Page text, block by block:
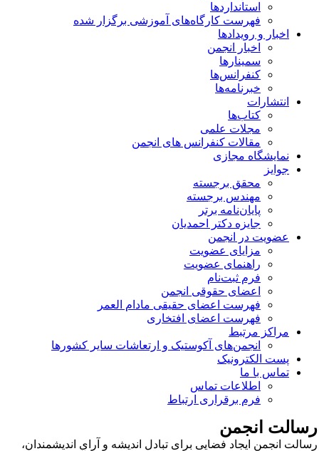
استانداردها
فهرست کارگاه‌های آموزشی برگزار شده
اخبار و رویدادها
اخبار انجمن
سمینارها
کنفرانس‌ها
خبرنامه‌ها
انتشارات
کتاب‌ها
مجلات علمی
مقالات کنفرانس های انجمن
نمایشگاه مجازی
جوایز
محقق برجسته
مهندس برجسته
پایان‌نامه برتر
جایزه دکتر احمدیان
عضویت در انجمن
مزایای عضویت
راهنمای عضویت
فرم ثبت‌نام
اعضای حقوقی انجمن
فهرست اعضای حقیقی مادام‌ العمر
فهرست اعضای افتخاری
مراکز مرتبط
انجمن‌های آکوستیک و ارتعاشات سایر کشورها
پست الکترونیک
تماس با ما
اطلاعات تماس
فرم برقراری ارتباط
انجمن
انجمن ایجاد فضایی برای تبادل اندیشه و آرای اندیشمندان،